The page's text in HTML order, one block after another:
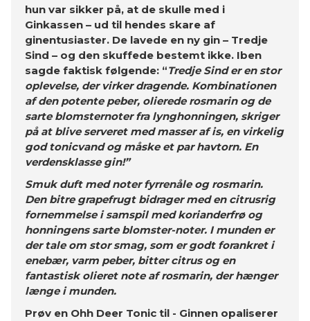
hun var sikker på, at de skulle med i
Ginkassen – ud til hendes skare af
ginentusiaster. De lavede en ny gin – Tredje
Sind – og den skuffede bestemt ikke. Iben
sagde faktisk følgende: “Tredje Sind er en stor
oplevelse, der virker dragende. Kombinationen
af den potente peber, olierede rosmarin og de
sarte blomsternoter fra lynghonningen, skriger
på at blive serveret med masser af is, en virkelig
god tonicvand og måske et par havtorn. En
verdensklasse gin!”
Smuk duft med noter fyrrenåle og rosmarin.
Den bitre grapefrugt bidrager med en citrusrig
fornemmelse i samspil med korianderfrø og
honningens sarte blomster-noter. I munden er
der tale om stor smag, som er godt forankret i
enebær, varm peber, bitter citrus og en
fantastisk olieret note af rosmarin, der hænger
længe i munden.
Prøv en Ohh Deer Tonic til - Ginnen opaliserer